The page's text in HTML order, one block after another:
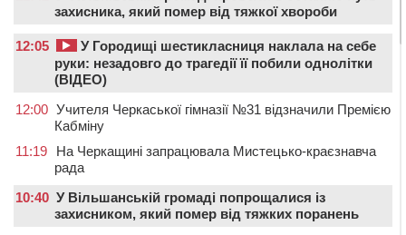
захисника, який помер від тяжкої хвороби
12:05
У Городищі шестикласниця наклала на себе
руки: незадовго до трагедії її побили однолітки
(ВІДЕО)
12:00 Учителя Черкаської гімназії №31 відзначили Премією
Кабміну
11:19
На Черкащині запрацювала Мистецько-краєзнавча
рада
10:40 У Вільшанській громаді попрощалися із
захисником, який помер від тяжких поранень